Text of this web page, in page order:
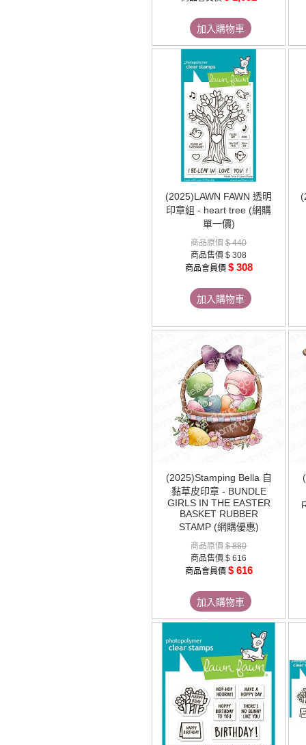
加入購物車
(2025)LAWN FAWN 透明
印章組 - heart tree (網購
單一價)
商品原價 $ 440
商品售價 $ 308
商品會員價 $ 308
加入購物車
(2025)Stamping Bella 自
黏草皮印章 - BUNDLE
GIRLS IN THE EASTER
BASKET RUBBER
STAMP (網購優惠)
商品原價 $ 880
商品售價 $ 616
商品會員價 $ 616
加入購物車